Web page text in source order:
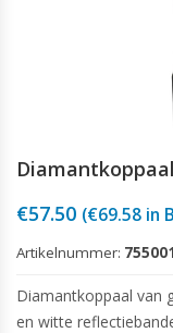
€57.50 (€69.58 in
Artikelnummer:
Diamantkoppaal van
en witte